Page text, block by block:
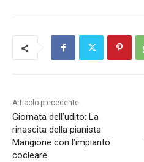
Articolo precedente
Giornata dell’udito: La
rinascita della pianista
Mangione con l’impianto
cocleare